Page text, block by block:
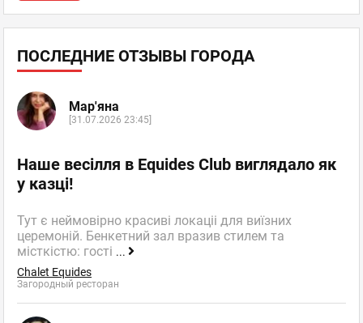
ПОСЛЕДНИЕ ОТЗЫВЫ ГОРОДА
Мар'яна
[31.07.2026 23:45]
Наше весілля в Equides Club виглядало як
у казці!
Тут є неймовірно красиві локаціі для виїзних
церемоній. Бенкетний зал вразив стилем та
місткістю: гості ...
Chalet Equides
Загородный ресторан